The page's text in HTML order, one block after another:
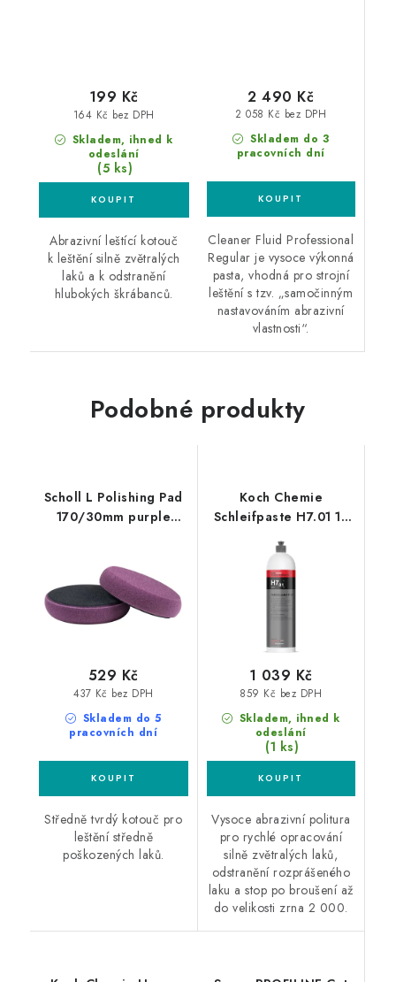
Skladem, ihned k
odeslání
(5 ks)
164 Kč bez DPH
199 Kč
Abrazivní leštící kotouč
k leštění silně zvětralých
laků a k odstranění
hlubokých škrábanců.
Skladem do 3
pracovních dní
2 058 Kč bez DPH
2 490 Kč
Cleaner Fluid Professional
Regular je vysoce výkonná
pasta, vhodná pro strojní
leštění s tzv. „samočinným
nastavováním abrazivní
vlastnosti“.
Podobné produkty
Scholl L Polishing Pad
170/30mm purple
Skladem do 5
pracovních dní
437 Kč bez DPH
529 Kč
Středně tvrdý kotouč pro
leštění středně
poškozených laků.
Koch Chemie
Schleifpaste H7.01 1L
Skladem, ihned k
odeslání
(1 ks)
859 Kč bez DPH
1 039 Kč
Vysoce abrazivní politura
pro rychlé opracování
silně zvětralých laků,
odstranění rozprášeného
laku a stop po broušení až
do velikosti zrna 2 000.